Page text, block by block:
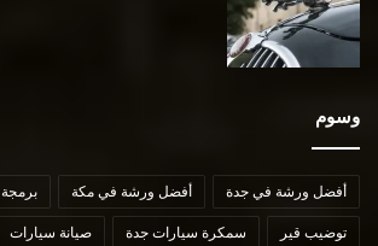
وسوم
أفضل ورشة في جدة أفضل ورشة في مكة برمجة
توضيب قير سمكرة سيارات جدة صيانة سيارات